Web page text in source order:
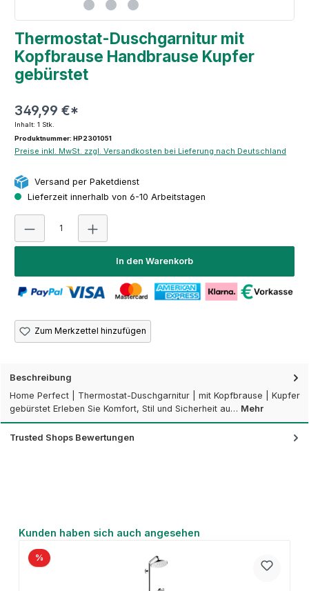
Thermostat-Duschgarnitur mit
Kopfbrause Handbrause Kupfer
gebürstet
349,99 €*
Inhalt: 1 Stk.
Produktnummer: HP2301051
Preise inkl. MwSt. zzgl. Versandkosten bei Lieferung nach Deutschland
Versand per Paketdienst
Lieferzeit innerhalb von 6-10 Arbeitstagen
In den Warenkorb
Zum Merkzettel hinzufügen
Beschreibung
Home Perfect | Thermostat-Duschgarnitur | mit Kopfbrause | Kupfer
gebürstet Erleben Sie Komfort, Stil und Sicherheit au… Mehr
Trusted Shops Bewertungen
Produktgalerie überspringen
Kunden haben sich auch angesehen
%